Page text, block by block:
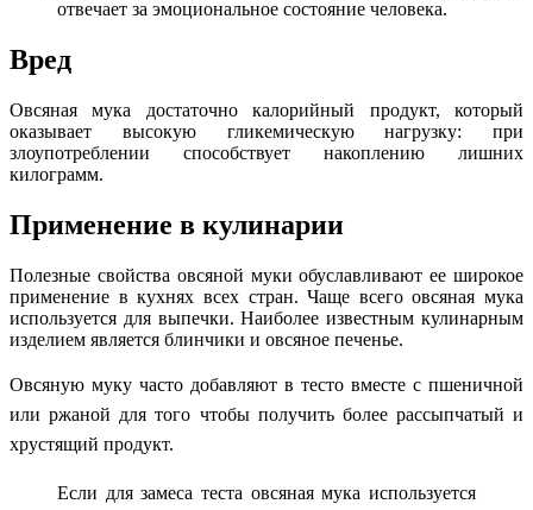
отвечает за эмоциональное состояние человека.
Вред
Овсяная мука достаточно калорийный продукт, который
оказывает высокую гликемическую нагрузку: при
злоупотреблении способствует накоплению лишних
килограмм.
Применение в кулинарии
Полезные свойства овсяной муки обуславливают ее широкое
применение в кухнях всех стран. Чаще всего овсяная мука
используется для выпечки. Наиболее известным кулинарным
изделием является блинчики и овсяное печенье.
Овсяную муку часто добавляют в тесто вместе с пшеничной
или ржаной для того чтобы получить более рассыпчатый и
хрустящий продукт.
Если для замеса теста овсяная мука используется